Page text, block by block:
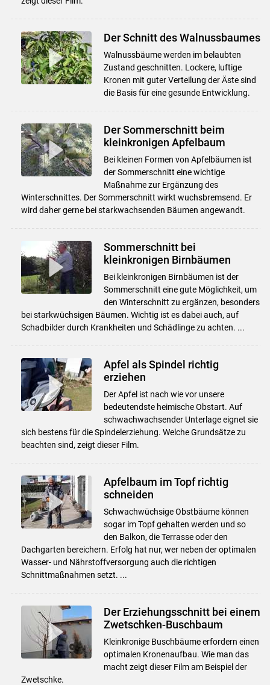
Der Schnitt des Walnussbaumes
Walnussbäume werden im belaubten
Zustand geschnitten. Lockere, luftige
Kronen mit guter Verteilung der Äste sind
die Basis für eine gesunde Entwicklung.
Der Sommerschnitt beim
kleinkronigen Apfelbaum
Bei kleinen Formen von Apfelbäumen ist
der Sommerschnitt eine wichtige
Maßnahme zur Ergänzung des
Winterschnittes. Der Sommerschnitt wirkt wuchsbremsend. Er
wird daher gerne bei starkwachsenden Bäumen angewandt.
Sommerschnitt bei
kleinkronigen Birnbäumen
Bei kleinkronigen Birnbäumen ist der
Sommerschnitt eine gute Möglichkeit, um
den Winterschnitt zu ergänzen, besonders
bei starkwüchsigen Bäumen. Wichtig ist es dabei auch, auf
Schadbilder durch Krankheiten und Schädlinge zu achten. ...
Apfel als Spindel richtig
erziehen
Der Apfel ist nach wie vor unsere
bedeutendste heimische Obstart. Auf
schwachwachsender Unterlage eignet sie
sich bestens für die Spindelerziehung. Welche Grundsätze zu
beachten sind, zeigt dieser Film.
Apfelbaum im Topf richtig
schneiden
Schwachwüchsige Obstbäume können
sogar im Topf gehalten werden und so
den Balkon, die Terrasse oder den
Dachgarten bereichern. Erfolg hat nur, wer neben der optimalen
Wasser- und Nährstoffversorgung auch die richtigen
Schnittmaßnahmen setzt. ...
Der Erziehungsschnitt bei einem
Zwetschken-Buschbaum
Kleinkronige Buschbäume erfordern einen
optimalen Kronenaufbau. Wie man das
macht zeigt dieser Film am Beispiel der
Zwetschke.